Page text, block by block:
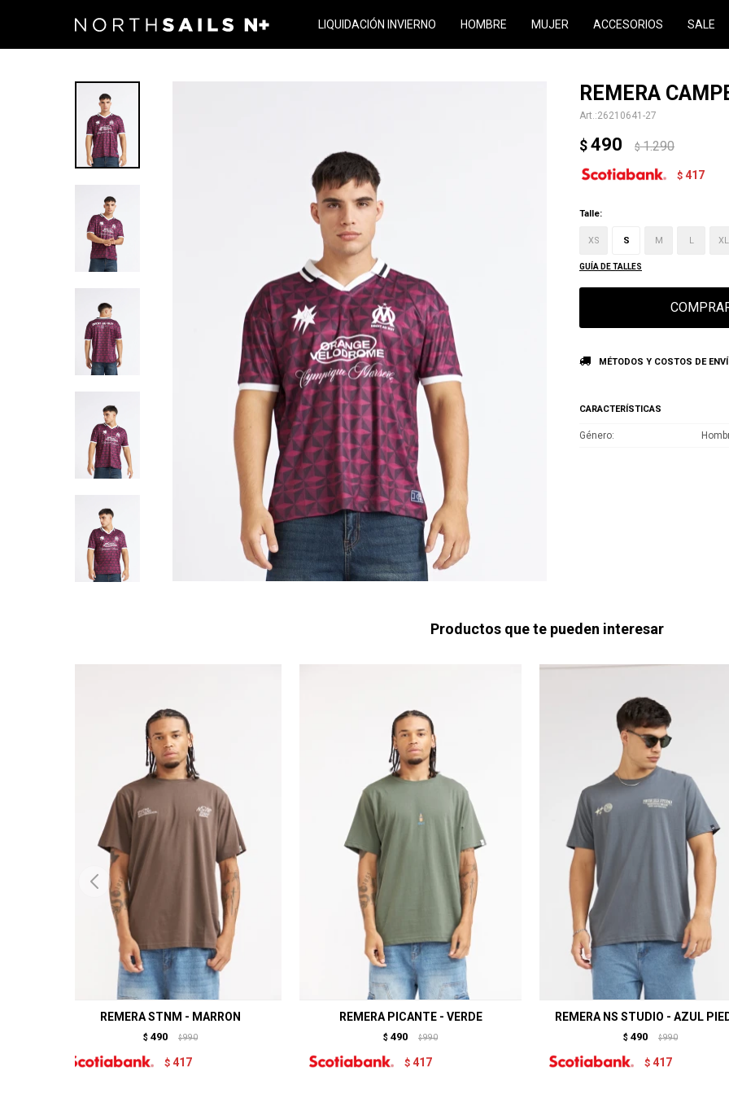
LIQUIDACIÓN INVIERNO HOMBRE MUJER ACCESORIOS SALE
REMERA
26210641-27
$ 490 $ 1.290
$ 417
Talle:
XS S M L XL
GUÍA DE TALLES
MÉTODOS Y COSTOS DE
CARACTERÍSTICAS
Género
Productos que te pueden interesar
REMERA STNM - MARRON
$ 490 $ 990
$ 417
REMERA PICANTE - VERDE
$ 490 $ 990
$ 417
REMERA NS STUDIO - AZUL
$ 490 $ 990
$ 417